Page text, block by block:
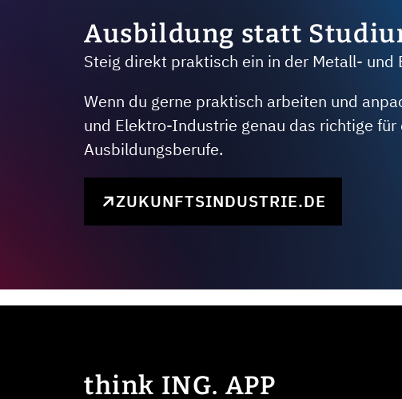
Ausbildung statt
Steig direkt praktisch ein in der Metall- und
Wenn du gerne praktisch arbeiten und
und Elektro-Industrie genau das richtige
Ausbildungsberufe.
ZUKUNFTSINDUSTRIE.DE
think ING. APP